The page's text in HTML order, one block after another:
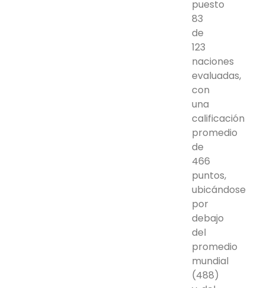
puesto
83
de
123
naciones
evaluadas,
con
una
calificación
promedio
de
466
puntos,
ubicándose
por
debajo
del
promedio
mundial
(488)